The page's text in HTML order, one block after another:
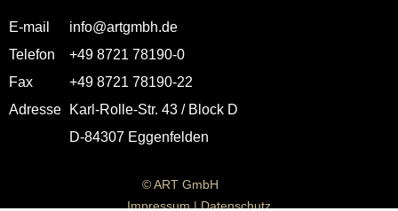
E-mail
info@artgmbh.de
Telefon
+49 8721 78190-0
Fax
+49 8721 78190-22
Adresse
Karl-Rolle-Str. 43 / Block D
D-84307 Eggenfelden
© ART GmbH
Impressum|Datenschutz